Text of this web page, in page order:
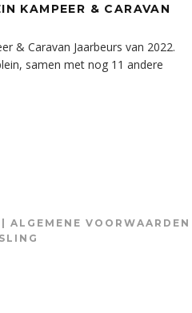
KAMPEER & CARAVAN
& Caravan Jaarbeurs van 2022.
samen met nog 11 andere
ALGEMENE VOORWAARDEN